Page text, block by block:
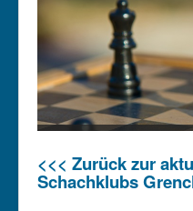
<<< Zurück zur
Schachklubs